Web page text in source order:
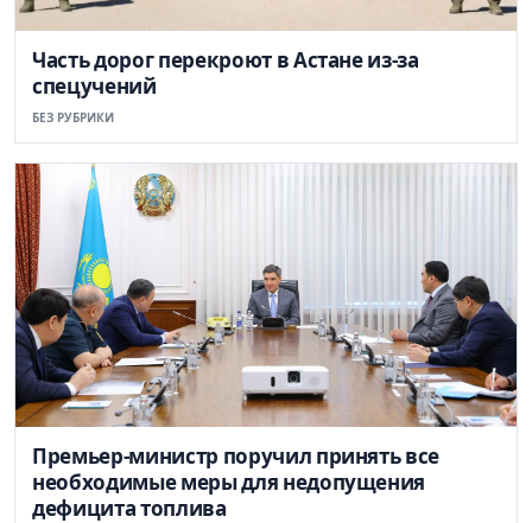
Часть дорог перекроют в Астане из-за
спецучений
БЕЗ РУБРИКИ
Премьер-министр поручил принять все
необходимые меры для недопущения
дефицита топлива